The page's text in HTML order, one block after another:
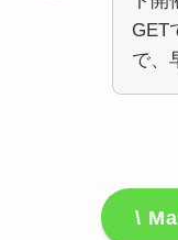
GET
で、
\